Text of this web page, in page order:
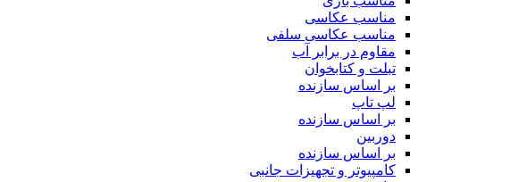
مناسب عکاسی
مناسب عکاسی سلفی
مقاوم در برابر آب
تبلت و کتابخوان
بر اساس سازنده
لپ تاپ
بر اساس سازنده
دوربین
بر اساس سازنده
کامپیوتر و تجهیزات جانبی